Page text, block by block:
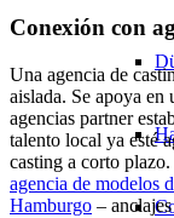
Conexión con
Una agencia de
aislada. Se apoya en
agencias partner
talento local ya esté
casting a corto
agencia de modelos
Hamburgo –